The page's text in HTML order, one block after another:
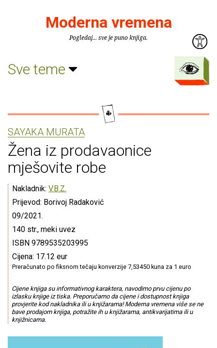
Moderna vremena
Pogledaj... sve je puno knjiga.
Sve teme
SAYAKA MURATA
Žena iz prodavaonice
mješovite robe
Nakladnik: V.B.Z.
Prijevod: Borivoj Radaković
09/2021.
140 str., meki uvez
ISBN 9789535203995
Cijena: 17.12 eur
Preračunato po fiksnom tečaju konverzije 7,53450 kuna za 1 euro
Cijene knjiga su informativnog karaktera, navodimo prvu cijenu po
izlasku knjige iz tiska. Preporučamo da cijene i dostupnost knjiga
provjerite kod nakladnika ili u knjižarama! Moderna vremena više se ne
bave prodajom knjiga, potražite ih u knjižarama, antikvarijatima ili u
knjižnicama.